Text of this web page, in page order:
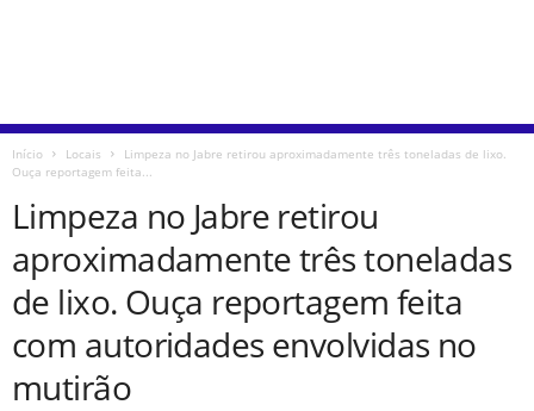
Início Locais
Limpeza no Jabre retirou aproximadamente três toneladas de lixo.
Ouça reportagem feita...
Limpeza no Jabre retirou
aproximadamente três toneladas
de lixo. Ouça reportagem feita
com autoridades envolvidas no
mutirão